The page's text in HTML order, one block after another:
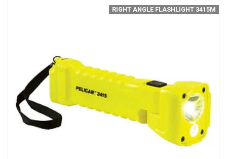
RIGHT ANGLE FLASHLIGHT 3415M